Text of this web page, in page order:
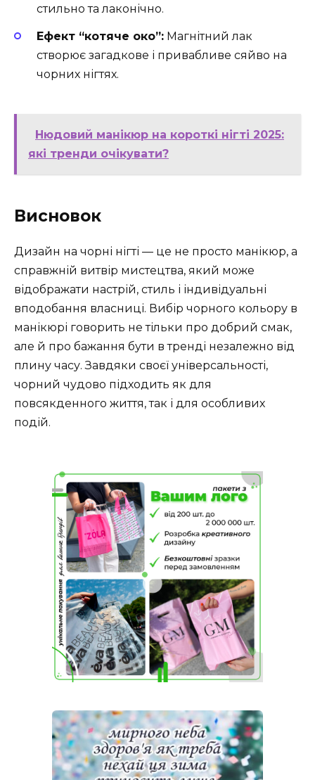
стильно та лаконічно.
Ефект “котяче око”: Магнітний лак
створює загадкове і привабливе сяйво на
чорних нігтях.
Нюдовий манікюр на короткі нігті 2025:
які тренди очікувати?
Висновок
Дизайн на чорні нігті — це не просто манікюр, а
справжній витвір мистецтва, який може
відображати настрій, стиль і індивідуальні
вподобання власниці. Вибір чорного кольору в
манікюрі говорить не тільки про добрий смак,
але й про бажання бути в тренді незалежно від
плину часу. Завдяки своєї універсальності,
чорний чудово підходить як для
повсякденного життя, так і для особливих
подій.